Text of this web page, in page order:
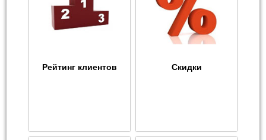
Рейтинг клиентов Скидки